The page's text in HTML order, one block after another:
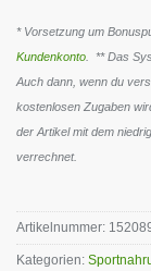
* Vorsetzung um
Kundenkonto . ** Das
Auch dann, wenn du
kostenlosen Zugaben
der Artikel mit dem
verrechnet.
Artikelnummer:
Kategorien: